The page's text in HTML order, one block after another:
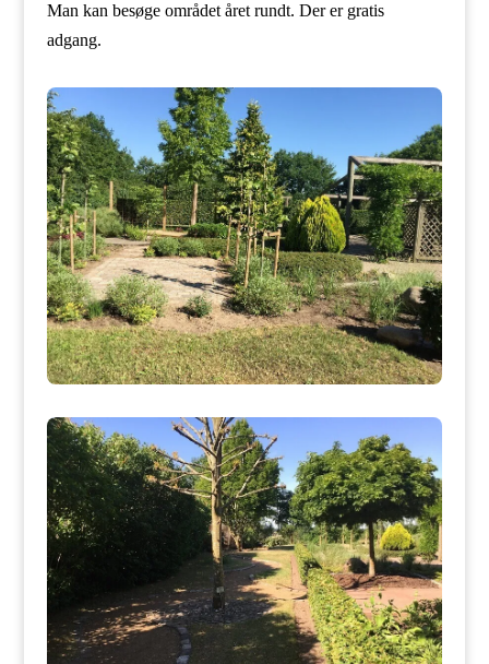
Man kan besøge området året rundt. Der er gratis
adgang.